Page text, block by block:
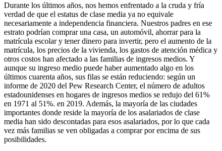
Durante los últimos años, nos hemos enfrentado a la cruda y fría
verdad de que el estatus de clase media ya no equivale
necesariamente a independencia financiera. Nuestros padres en ese
estrato podrían comprar una casa, un automóvil, ahorrar para la
matrícula escolar y tener dinero para invertir, pero el aumento de la
matrícula, los precios de la vivienda, los gastos de atención médica y
otros costos han afectado a las familias de ingresos medios. Y
aunque su ingreso medio puede haber aumentado algo en los
últimos cuarenta años, sus filas se están reduciendo: según un
informe de 2020 del Pew Research Center, el número de adultos
estadounidenses en hogares de ingresos medios se redujo del 61%
en 1971 al 51%. en 2019. Además, la mayoría de las ciudades
importantes donde reside la mayoría de los asalariados de clase
media han sido descontadas para esos asalariados, por lo que cada
vez más familias se ven obligadas a comprar por encima de sus
posibilidades.